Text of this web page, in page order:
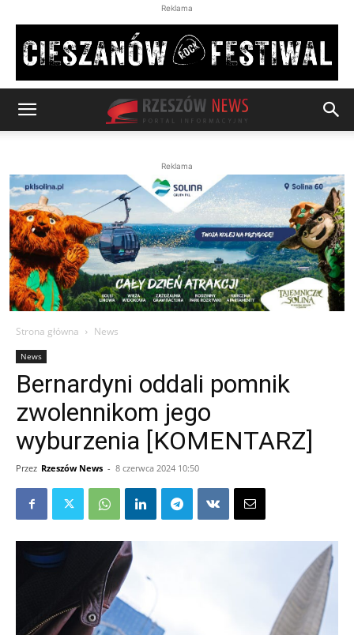
Reklama
Reklama
Strona główna News
News
Bernardyni oddali pomnik
zwolennikom jego
wyburzenia [KOMENTARZ]
Przez Rzeszów News - 8 czerwca 2024 10:50